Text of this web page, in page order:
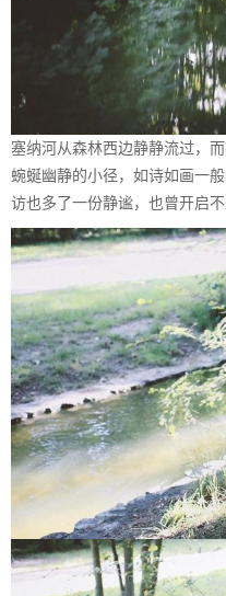
塞纳河从森林西边静静流过，
蜿蜒幽静的小径，如诗如画一
访也多了一份静谧，也曾开启